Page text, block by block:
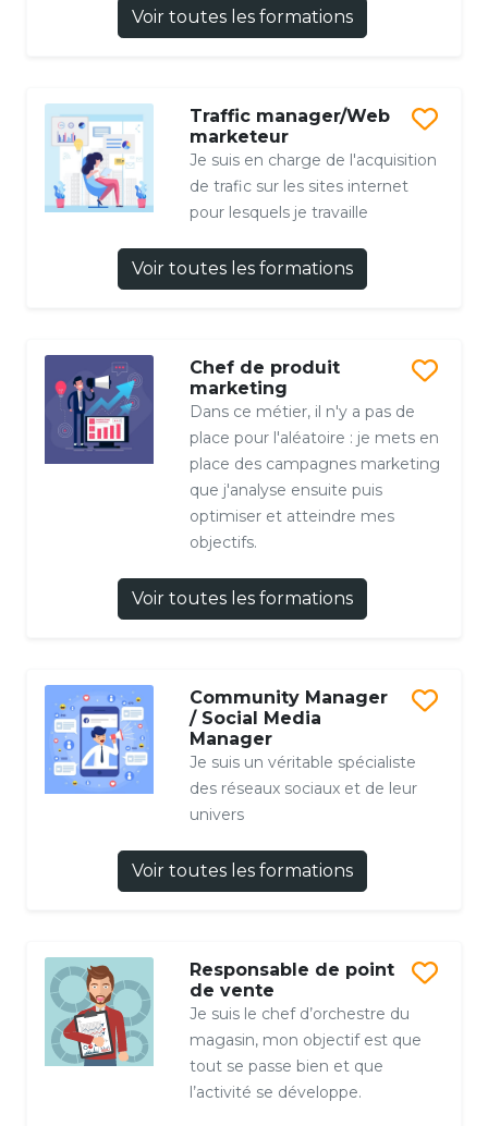
Voir toutes les formations
Traffic manager/Web
marketeur
Je suis en charge de l'acquisition
de trafic sur les sites internet
pour lesquels je travaille
Voir toutes les formations
Chef de produit
marketing
Dans ce métier, il n'y a pas de
place pour l'aléatoire : je mets en
place des campagnes marketing
que j'analyse ensuite puis
optimiser et atteindre mes
objectifs.
Voir toutes les formations
Community Manager
/ Social Media
Manager
Je suis un véritable spécialiste
des réseaux sociaux et de leur
univers
Voir toutes les formations
Responsable de point
de vente
Je suis le chef d’orchestre du
magasin, mon objectif est que
tout se passe bien et que
l’activité se développe.